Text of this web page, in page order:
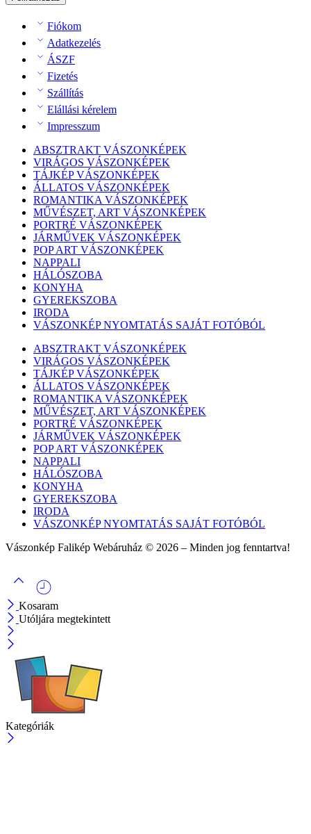
Fiókom
Adatkezelés
ÁSZF
Fizetés
Szállítás
Elállási kérelem
Impresszum
ABSZTRAKT VÁSZONKÉPEK
VIRÁGOS VÁSZONKÉPEK
TÁJKÉP VÁSZONKÉPEK
ÁLLATOS VÁSZONKÉPEK
ROMANTIKA VÁSZONKÉPEK
MŰVÉSZET, ART VÁSZONKÉPEK
PORTRÉ VÁSZONKÉPEK
JÁRMŰVEK VÁSZONKÉPEK
POP ART VÁSZONKÉPEK
NAPPALI
HÁLÓSZOBA
KONYHA
GYEREKSZOBA
IRODA
VÁSZONKÉP NYOMTATÁS SAJÁT FOTÓBÓL
ABSZTRAKT VÁSZONKÉPEK
VIRÁGOS VÁSZONKÉPEK
TÁJKÉP VÁSZONKÉPEK
ÁLLATOS VÁSZONKÉPEK
ROMANTIKA VÁSZONKÉPEK
MŰVÉSZET, ART VÁSZONKÉPEK
PORTRÉ VÁSZONKÉPEK
JÁRMŰVEK VÁSZONKÉPEK
POP ART VÁSZONKÉPEK
NAPPALI
HÁLÓSZOBA
KONYHA
GYEREKSZOBA
IRODA
VÁSZONKÉP NYOMTATÁS SAJÁT FOTÓBÓL
Vászonkép Falikép Webáruház © 2026 – Minden jog fenntartva!
Kosaram
Utóljára megtekintett
Kategóriák